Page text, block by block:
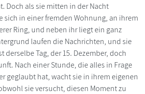
Doch als sie mitten in der Nacht
sich in einer fremden Wohnung, an ihrem
Ring, und neben ihr liegt ein ganz
laufen die Nachrichten, und sie
derselbe Tag, der 15. Dezember, doch
Nach einer Stunde, die alles in Frage
geglaubt hat, wacht sie in ihrem eigenen
sie versucht, diesen Moment zu